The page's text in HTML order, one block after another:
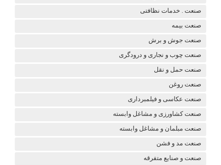
صنعت . خدمات نظافتی
صنعت بیمه
صنعت جوش و برش
صنعت چوب و نجاری و درودگری
صنعت حمل و نقل
صنعت روغن
صنعت عکاسی و فیلمبرداری
صنعت کشاورزی و مشاغل وابسته
صنعت مبلمان و مشاغل وابسته
صنعت مد و فشن
صنعت و صنایع متفرقه